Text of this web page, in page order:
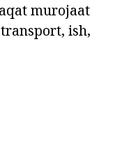
murojaat
ish,